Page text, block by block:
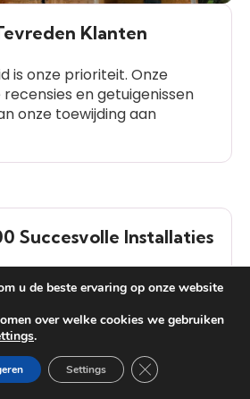
Klanten
is onze prioriteit. Onze
en getuigenissen
onze toewijding aan
Succesvolle Installaties
dan 1000 succesvolle
wat getuigt van onze
in de branche.
u de beste ervaring op onze website
over welke cookies we gebruiken
.
Settings Close GDPR